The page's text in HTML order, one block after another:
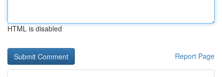
HTML is disabled
Report Page